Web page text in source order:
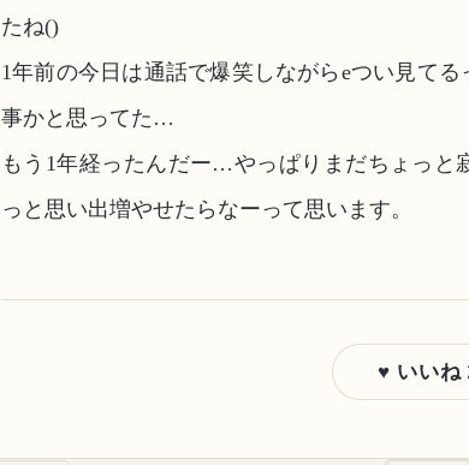
たね()
1年前の今日は通話で爆笑しながらeつい見て
事かと思ってた…
もう1年経ったんだー…やっぱりまだちょっと
っと思い出増やせたらなーって思います。
♥ いいね